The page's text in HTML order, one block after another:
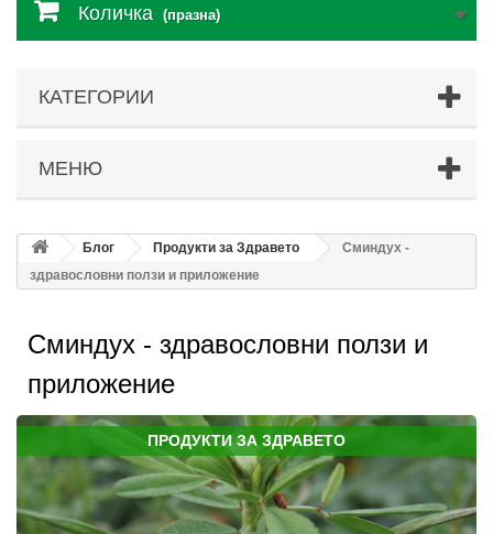
Количка (празна)
КАТЕГОРИИ
МЕНЮ
Блог Продукти за Здравето
Сминдух -
здравословни ползи и приложение
Сминдух - здравословни ползи и
приложение
ПРОДУКТИ ЗА ЗДРАВЕТО